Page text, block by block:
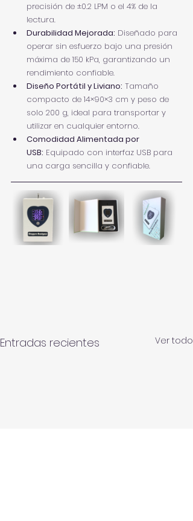
precisión de ±0.2 LPM o el 4% de la
lectura.
Durabilidad Mejorada: Diseñado para
operar sin esfuerzo bajo una presión
máxima de 150 kPa, garantizando un
rendimiento confiable.
Diseño Portátil y Liviano: Tamaño
compacto de 14×90×3 cm y peso de
solo 200 g, ideal para transportar y
utilizar en cualquier entorno.
Comodidad Alimentada por
USB: Equipado con interfaz USB para
una carga sencilla y confiable.
Entradas recientes Ver todo